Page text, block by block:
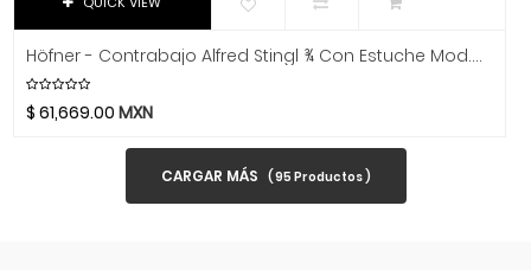
El Cometa
Ember
EMO
Höfner - Contrabajo Alfred Stingl ¾ Con Estuche Mod.AS-160-B3/4
$61,669.00 MXN
CARGAR MÁS ( 95 Productos )